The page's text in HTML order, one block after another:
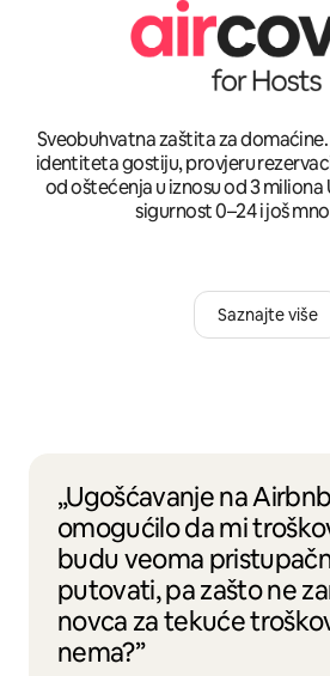
Sveobuhvatna zaštita za
identiteta gostiju, provjeru
od oštećenja u iznosu od 3 miliona
sigurnost 0–24 i još
Saznajte više
„Ugošćavanje na
omogućilo da mi
budu veoma
putovati, pa zašto ne
novca za tekuće
nema?”